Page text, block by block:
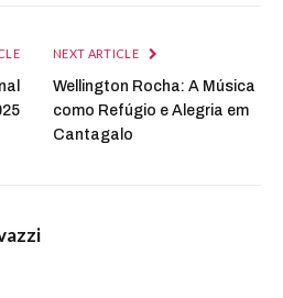
NEXT ARTICLE
Wellington Rocha: A Música
como Refúgio e Alegria em
Cantagalo